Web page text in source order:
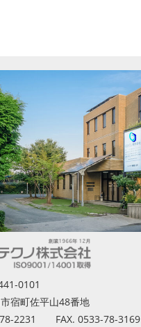
0101
宿町佐平山48番地
78-2231 FAX. 0533-78-3169